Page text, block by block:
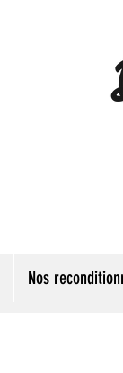
Nos